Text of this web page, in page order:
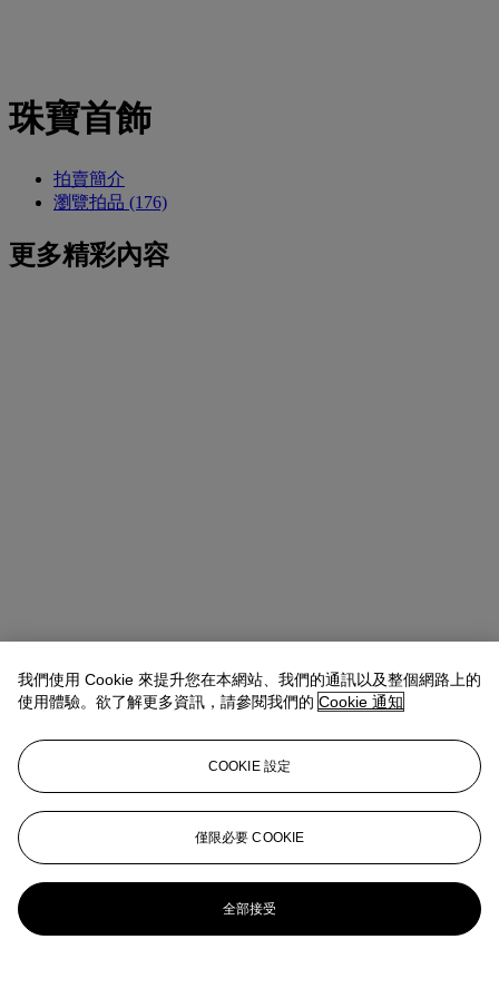
珠寶首飾
拍賣簡介
瀏覽拍品 (176)
更多精彩內容
我們使用 Cookie 來提升您在本網站、我們的通訊以及整個網路上的
使用體驗。欲了解更多資訊，請參閱我們的 Cookie 通知
COOKIE 設定
僅限必要 COOKIE
全部接受